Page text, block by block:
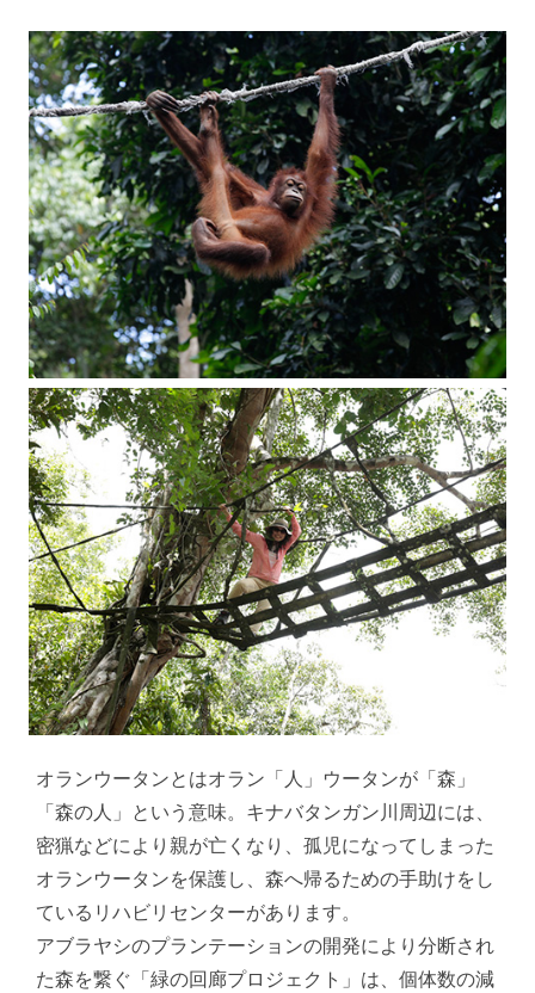
オランウータンとはオラン「人」ウータンが「森」
「森の人」という意味。キナバタンガン川周辺には、
密猟などにより親が亡くなり、孤児になってしまった
オランウータンを保護し、森へ帰るための手助けをし
ているリハビリセンターがあります。
アブラヤシのプランテーションの開発により分断され
た森を繋ぐ「緑の回廊プロジェクト」は、個体数の減